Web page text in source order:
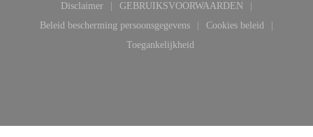
Disclaimer
((opent in een nieuw venster))
GEBRUIKSVOORWAARDEN
((opent in een nieuw venster))
Beleid bescherming persoonsgegevens
((opent in een nieuw venster))
Cookies beleid
((opent in een
Toegankelijkheid
((opent in een nieuw venster))